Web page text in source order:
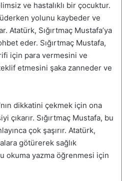
ve hastalıklı bir çocuktur.
yolunu kaybeder ve
Atatürk, Sığırtmaç Mustafa’ya
eder. Sığırtmaç Mustafa,
için para vermesini ve
etmesini şaka zanneder ve
dikkatini çekmek için ona
çıkarır. Sığırtmaç Mustafa, bu
çok şaşırır. Atatürk,
götürerek sağlık
okuma yazma öğrenmesi için